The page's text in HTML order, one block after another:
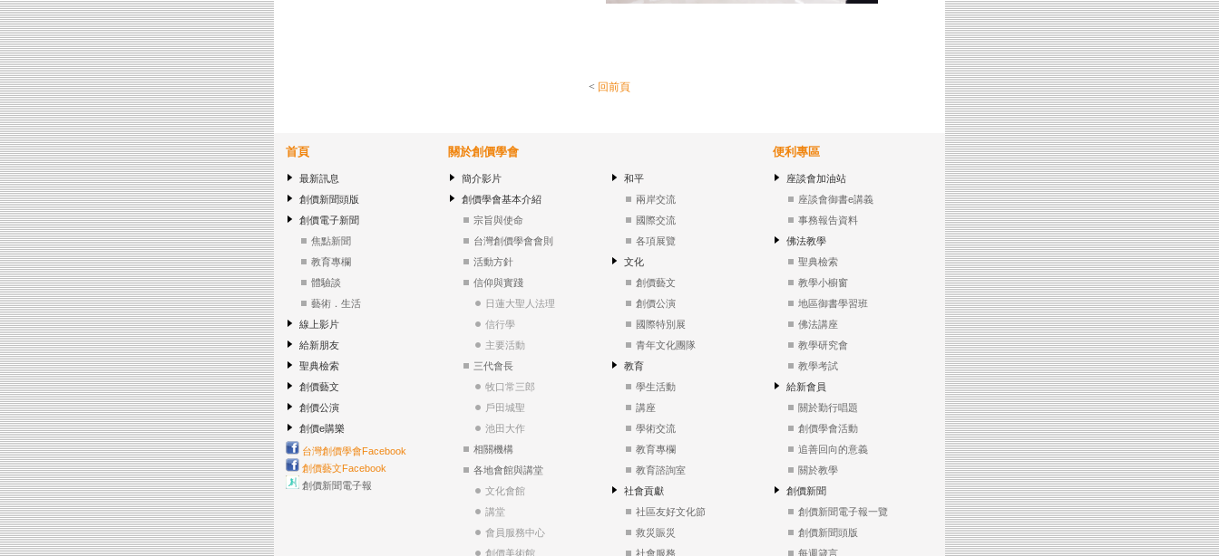
< 回前頁
首頁
最新訊息
創價新聞頭版
創價電子新聞
焦點新聞
教育專欄
體驗談
藝術．生活
線上影片
給新朋友
聖典檢索
創價藝文
創價公演
創價e購樂
台灣創價學會Facebook
創價藝文Facebook
創價新聞電子報
關於創價學會
簡介影片
創價學會基本介紹
宗旨與使命
台灣創價學會會則
活動方針
信仰與實踐
日蓮大聖人法理
信行學
主要活動
三代會長
牧口常三郎
戶田城聖
池田大作
相關機構
各地會館與講堂
文化會館
講堂
會員服務中心
創價美術館
和平
兩岸交流
國際交流
各項展覽
文化
創價藝文
創價公演
國際特別展
青年文化團隊
教育
學生活動
講座
學術交流
教育專欄
教育諮詢室
社會貢獻
社區友好文化節
救災賑災
社會服務
便利專區
座談會加油站
座談會御書e講義
事務報告資料
佛法教學
聖典檢索
教學小櫥窗
地區御書學習班
佛法講座
教學研究會
教學考試
給新會員
關於勤行唱題
創價學會活動
追善回向的意義
關於教學
創價新聞
創價新聞電子報一覽
創價新聞頭版
每週箴言